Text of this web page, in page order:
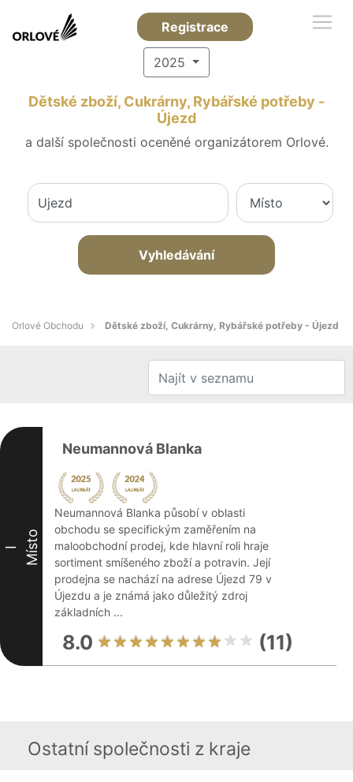
Registrace
2025
Dětské zboží, Cukrárny, Rybářské potřeby -
Újezd
a další společnosti oceněné organizátorem Orlové.
Vyhledávání
Orlové Obchodu Dětské zboží, Cukrárny, Rybářské potřeby - Újezd
I Místo
Neumannová Blanka
Neumannová Blanka působí v oblasti
obchodu se specifickým zaměřením na
maloobchodní prodej, kde hlavní roli hraje
sortiment smíšeného zboží a potravin. Její
prodejna se nachází na adrese Újezd 79 v
Újezdu a je známá jako důležitý zdroj
základních ...
8.0 (11)
Ostatní společnosti z kraje